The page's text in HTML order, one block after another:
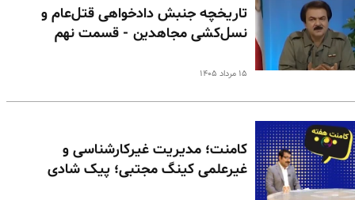
تاریخچه جنبش دادخواهی قتل‌عام و
نسل‌کشی مجاهدین - قسمت نهم
۱۵ مرداد ۱۴۰۵
کامنت؛ مدیریت غیرکارشناسی و
غیرعلمی کینگ مجتبی؛ پیک شادی